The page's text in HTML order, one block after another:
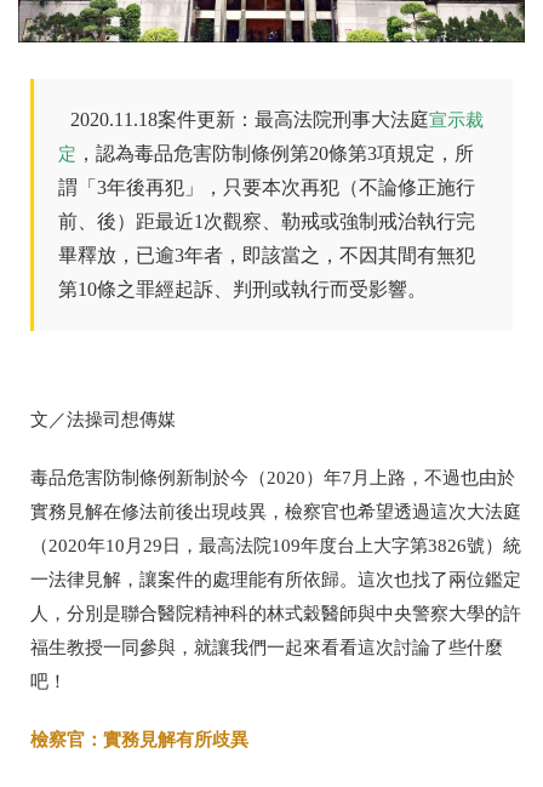
2020.11.18案件更新：最高法院刑事大法庭宣示裁
定 ，認為毒品危害防制條例第20條第3項規定，所
謂「3年後再犯」，只要本次再犯（不論修正施行
前、後）距最近1次觀察、勒戒或強制戒治執行完
畢釋放，已逾3年者，即該當之，不因其間有無犯
第10條之罪經起訴、判刑或執行而受影響。
文／法操司想傳媒
毒品危害防制條例新制於今（2020）年7月上路，不過也由於
實務見解在修法前後出現歧異，檢察官也希望透過這次大法庭
（2020年10月29日，最高法院109年度台上大字第3826號）統
一法律見解，讓案件的處理能有所依歸。這次也找了兩位鑑定
人，分別是聯合醫院精神科的林式穀醫師與中央警察大學的許
福生教授一同參與，就讓我們一起來看看這次討論了些什麼
吧！
檢察官：實務見解有所歧異